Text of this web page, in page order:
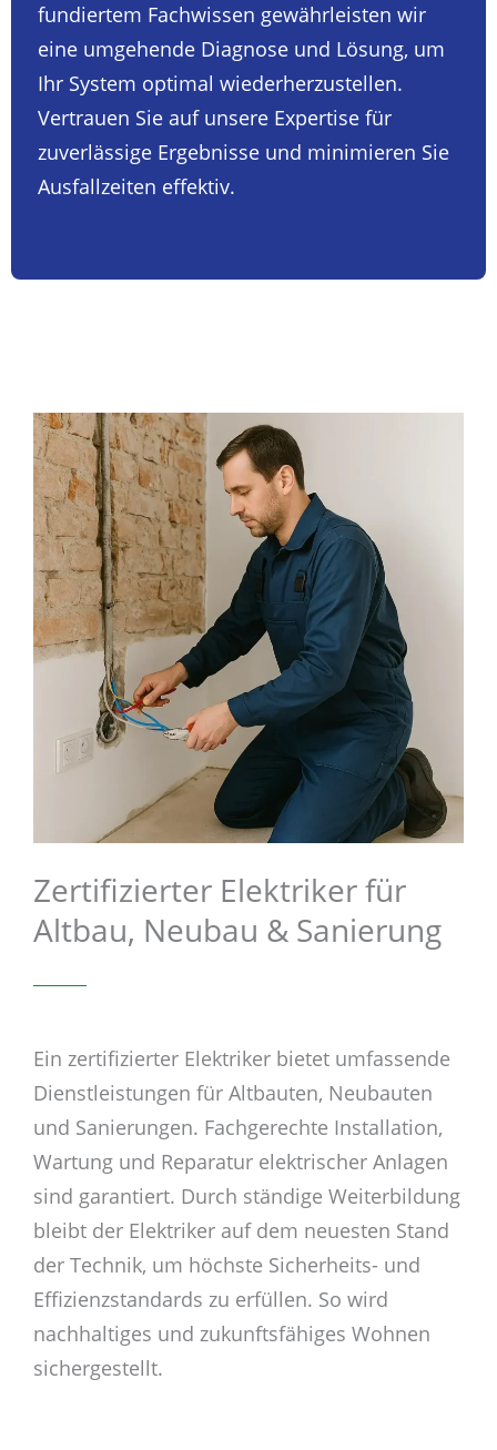
fundiertem Fachwissen gewährleisten wir
eine umgehende Diagnose und Lösung, um
Ihr System optimal wiederherzustellen.
Vertrauen Sie auf unsere Expertise für
zuverlässige Ergebnisse und minimieren Sie
Ausfallzeiten effektiv.
Zertifizierter Elektriker für
Altbau, Neubau & Sanierung
Ein zertifizierter Elektriker bietet umfassende
Dienstleistungen für Altbauten, Neubauten
und Sanierungen. Fachgerechte Installation,
Wartung und Reparatur elektrischer Anlagen
sind garantiert. Durch ständige Weiterbildung
bleibt der Elektriker auf dem neuesten Stand
der Technik, um höchste Sicherheits- und
Effizienzstandards zu erfüllen. So wird
nachhaltiges und zukunftsfähiges Wohnen
sichergestellt.